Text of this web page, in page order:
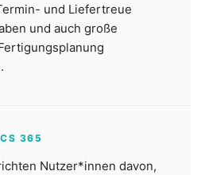
und Liefertreue
und auch große
365
Nutzer*innen davon,